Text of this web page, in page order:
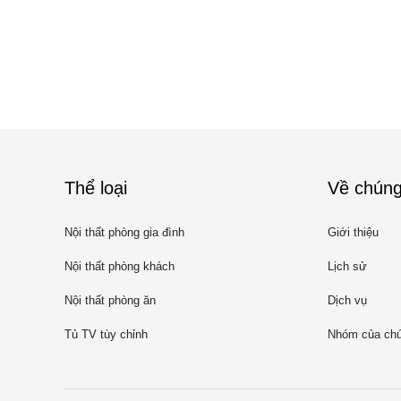
Thể loại
Nội thất phòng gia đình
Nội thất phòng khách
Nội thất phòng ăn
Tủ TV tùy chỉnh
Về
Giới thiệu
Lịch sử
Dịch vụ
Nhóm của